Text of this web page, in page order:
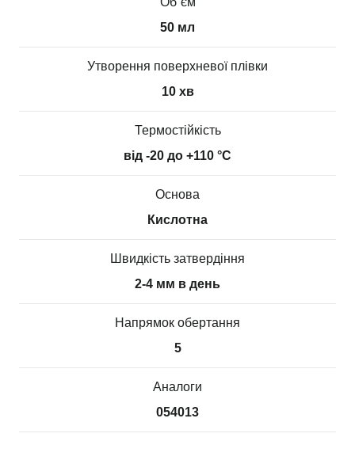
50 мл
Утворення поверхневої плівки
10 хв
Термостійкість
від -20 до +110 °С
Основа
Кислотна
Швидкість затвердіння
2-4 мм в день
Напрямок обертання
5
Аналоги
054013